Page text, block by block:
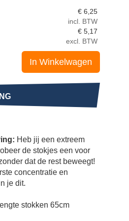
€ 6,25
incl. BTW
€ 5,17
excl. BTW
In Winkelwagen
Heb jij een extreem
de stokjes een voor
dat de rest beweegt!
concentratie en
je dit.
stokken 65cm